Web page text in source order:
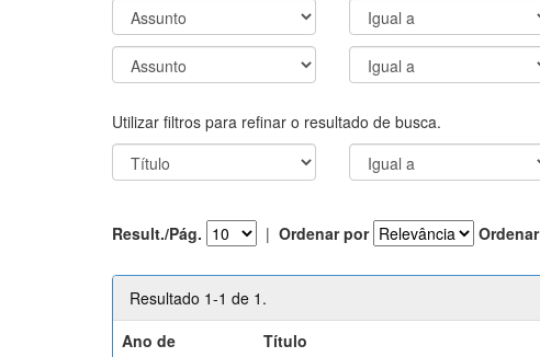
Utilizar filtros para refinar o resultado de busca.
Result./Pág. | Ordenar por Ordenar
Resultado 1-1 de 1.
Ano de
Título